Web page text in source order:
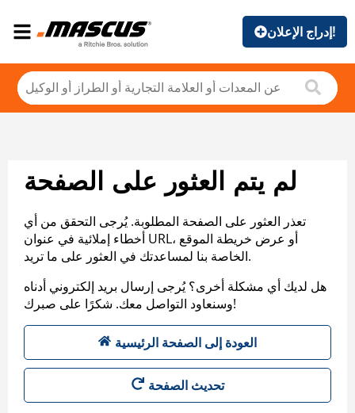
إدراج الإعلان!
لم يتم العثور على الصفحة
تعذر العثور على الصفحة المطلوبة. يُرجى التحقق من أي
أخطاء إملائية في عنوان URL، أو عرض خريطة الموقع
الخاصة بنا لمساعدتك في العثور على ما تريد.
هل لديك أي مشكلة أخرى؟ يُرجى إرسال بريد إلكتروني أدناه
وسنعاود التواصل معك. شكرًا على صبرك!
العودة إلى الصفحة الرئيسية
تحديث الصفحة